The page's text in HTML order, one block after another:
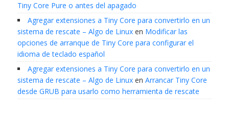
Tiny Core Pure o antes del apagado
Agregar extensiones a Tiny Core para convertirlo en un
sistema de rescate – Algo de Linuxen Modificar las
opciones de arranque de Tiny Core para configurar el
idioma de teclado español
Agregar extensiones a Tiny Core para convertirlo en un
sistema de rescate – Algo de Linuxen Arrancar Tiny Core
desde GRUB para usarlo como herramienta de rescate